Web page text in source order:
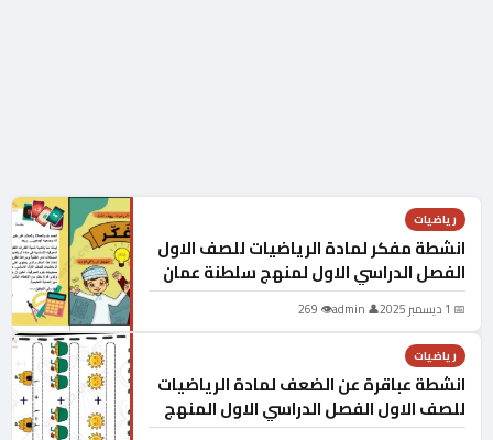
رياضيات
انشطة مفكر لمادة الرياضيات للصف الاول
الفصل الدراسي الاول لمنهج سلطنة عمان
📅 1 ديسمبر 2025 👤 admin
👁 269
رياضيات
انشطة عباقرة عن الضعف لمادة الرياضيات
للصف الاول الفصل الدراسي الاول المنهج
العماني